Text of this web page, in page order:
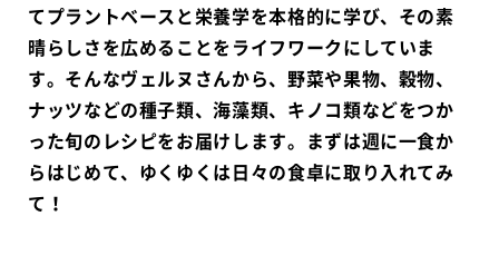
てプラントベースと栄養学を本格的に学び、その素
晴らしさを広めることをライフワークにしていま
す。そんなヴェルヌさんから、野菜や果物、穀物、
ナッツなどの種子類、海藻類、キノコ類などをつか
った旬のレシピをお届けします。まずは週に一食か
らはじめて、ゆくゆくは日々の食卓に取り入れてみ
て！